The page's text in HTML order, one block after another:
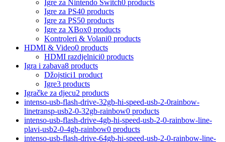
Igre za Nintendo Switch0 products
Igre za PS40 products
Igre za PS50 products
Igre za XBox0 products
Kontroleri & Volani0 products
HDMI & Video0 products
HDMI razdjelnici0 products
Igra i zabava8 products
Džojstici1 product
Igre3 products
Igračke za djecu2 products
intenso-usb-flash-drive-32gb-hi-speed-usb-2-0rainbow-
linetransp-usb2-0-32gb-rainbow0 products
intenso-usb-flash-drive-4gb-hi-speed-usb-2-0-rainbow-line-
plavi-usb2-0-4gb-rainbow0 products
intenso-usb-flash-drive-64gb-hi-speed-usb-2-0-rainbow-line-